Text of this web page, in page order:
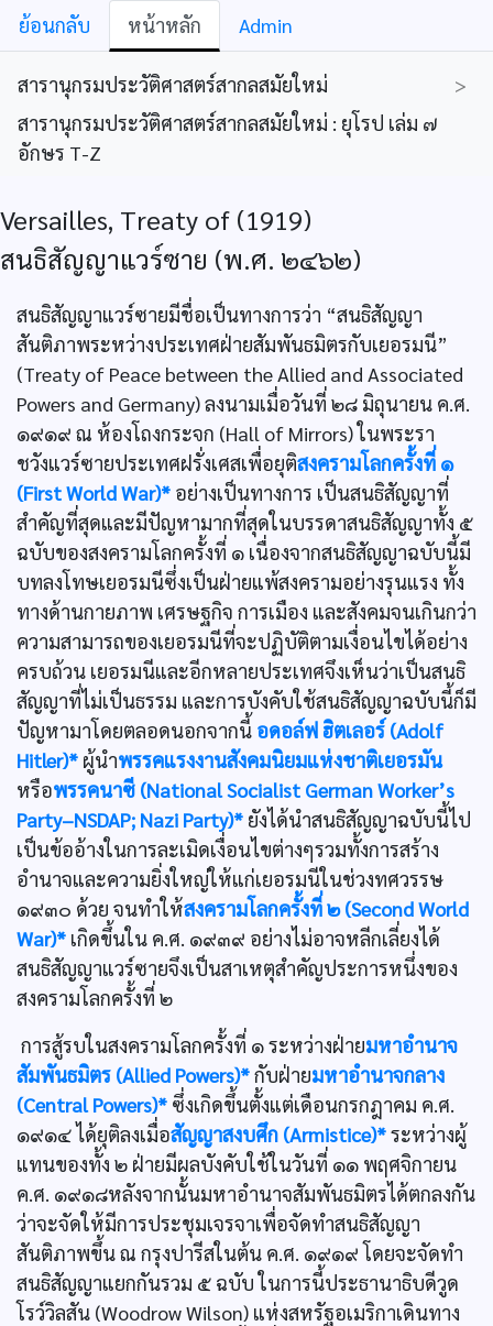
ย้อนกลับ หน้าหลัก Admin
สารานุกรมประวัติศาสตร์สากลสมัยใหม่
>
สารานุกรมประวัติศาสตร์สากลสมัยใหม่ : ยุโรป เล่ม ๗
อักษร T-Z
Versailles, Treaty of (1919)
สนธิสัญญาแวร์ซาย (พ.ศ. ๒๔๖๒)
สนธิสัญญาแวร์ซายมีชื่อเป็นทางการว่า “สนธิสัญญา
สันติภาพระหว่างประเทศฝ่ายสัมพันธมิตรกับเยอรมนี”
(Treaty of Peace between the Allied and Associated
Powers and Germany) ลงนามเมื่อวันที่ ๒๘ มิถุนายน ค.ศ.
๑๙๑๙ ณ ห้องโถงกระจก (Hall of Mirrors) ในพระรา
ชวังแวร์ซายประเทศฝรั่งเศสเพื่อยุติสงครามโลกครั้งที่ ๑
(First World War)* อย่างเป็นทางการ เป็นสนธิสัญญาที่
สำคัญที่สุดและมีปัญหามากที่สุดในบรรดาสนธิสัญญาทั้ง ๕
ฉบับของสงครามโลกครั้งที่ ๑ เนื่องจากสนธิสัญญาฉบับนี้มี
บทลงโทษเยอรมนีซึ่งเป็นฝ่ายแพ้สงครามอย่างรุนแรง ทั้ง
ทางด้านกายภาพ เศรษฐกิจ การเมือง และสังคมจนเกินกว่า
ความสามารถของเยอรมนีที่จะปฏิบัติตามเงื่อนไขได้อย่าง
ครบถ้วน เยอรมนีและอีกหลายประเทศจึงเห็นว่าเป็นสนธิ
สัญญาที่ไม่เป็นธรรม และการบังคับใช้สนธิสัญญาฉบับนี้ก็มี
ปัญหามาโดยตลอดนอกจากนี้ อดอล์ฟ ฮิตเลอร์ (Adolf
Hitler)* ผู้นำพรรคแรงงานสังคมนิยมแห่งชาติเยอรมัน
หรือพรรคนาซี (National Socialist German Worker’s
Party–NSDAP; Nazi Party)* ยังได้นำสนธิสัญญาฉบับนี้ไป
เป็นข้ออ้างในการละเมิดเงื่อนไขต่างๆรวมทั้งการสร้าง
อำนาจและความยิ่งใหญ่ให้แก่เยอรมนีในช่วงทศวรรษ
๑๙๓๐ ด้วย จนทำให้สงครามโลกครั้งที่ ๒ (Second World
War)* เกิดขึ้นใน ค.ศ. ๑๙๓๙ อย่างไม่อาจหลีกเลี่ยงได้
สนธิสัญญาแวร์ซายจึงเป็นสาเหตุสำคัญประการหนึ่งของ
สงครามโลกครั้งที่ ๒
การสู้รบในสงครามโลกครั้งที่ ๑ ระหว่างฝ่ายมหาอำนาจ
สัมพันธมิตร (Allied Powers)*กับฝ่ายมหาอำนาจกลาง
(Central Powers)* ซึ่งเกิดขึ้นตั้งแต่เดือนกรกฎาคม ค.ศ.
๑๙๑๔ ได้ยุติลงเมื่อสัญญาสงบศึก (Armistice)*ระหว่างผู้
แทนของทั้ง ๒ ฝ่ายมีผลบังคับใช้ในวันที่ ๑๑ พฤศจิกายน
ค.ศ. ๑๙๑๘หลังจากนั้นมหาอำนาจสัมพันธมิตรได้ตกลงกัน
ว่าจะจัดให้มีการประชุมเจรจาเพื่อจัดทำสนธิสัญญา
สันติภาพขึ้น ณ กรุงปารีสในต้น ค.ศ. ๑๙๑๙ โดยจะจัดทำ
สนธิสัญญาแยกกันรวม ๕ ฉบับ ในการนี้ประธานาธิบดีวูด
โรว์วิลสัน (Woodrow Wilson) แห่งสหรัฐอเมริกาเดินทาง